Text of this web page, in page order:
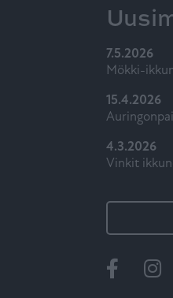
7.5.2026
Mökki-
15.4.2026
4.3.2026
Vinkit
Ikkunat